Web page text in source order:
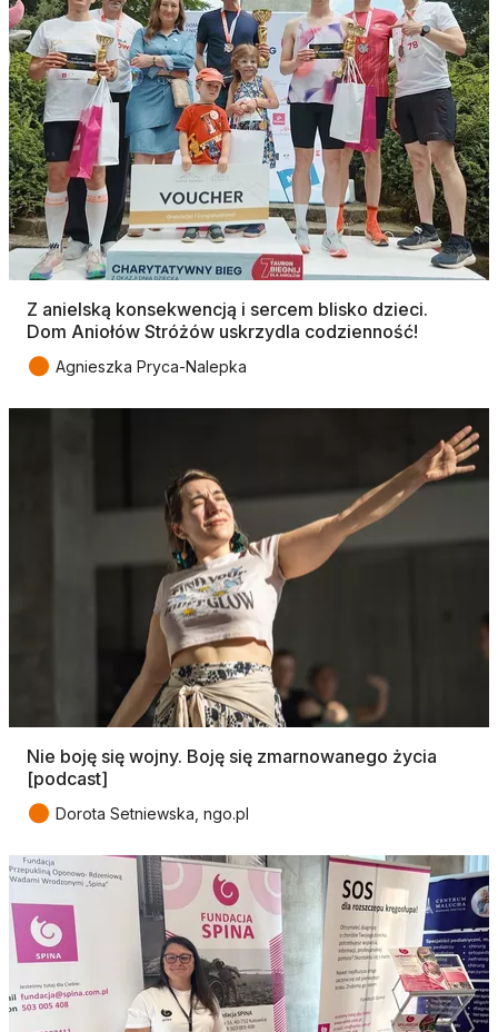
Z anielską konsekwencją i sercem blisko dzieci.
Dom Aniołów Stróżów uskrzydla codzienność!
● Agnieszka Pryca-Nalepka
Nie boję się wojny. Boję się zmarnowanego życia
[podcast]
● Dorota Setniewska, ngo.pl